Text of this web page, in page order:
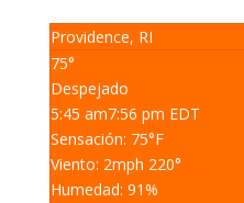
Providence, RI
75°
Despejado
5:45 am7:56 pm EDT
Sensación: 75°F
Viento: 2mph 220°
Humedad: 91%